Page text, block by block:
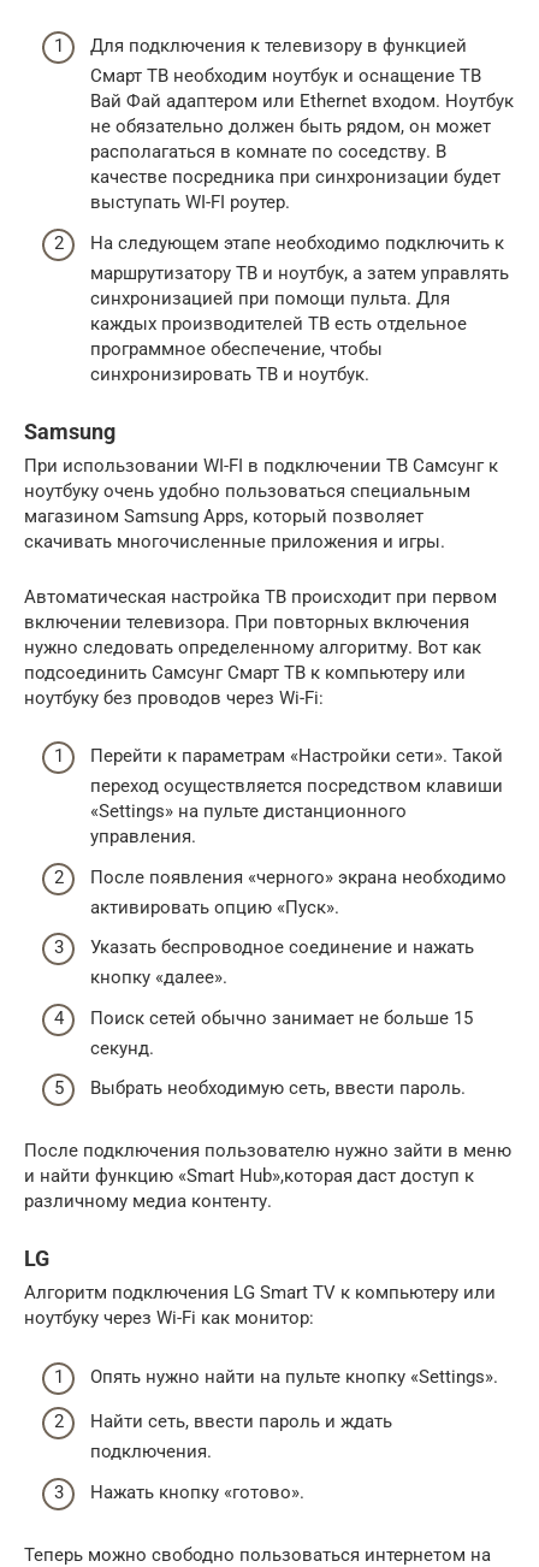
Для подключения к телевизору в функцией
Смарт ТВ необходим ноутбук и оснащение ТВ
Вай Фай адаптером или Ethernet входом. Ноутбук
не обязательно должен быть рядом, он может
располагаться в комнате по соседству. В
качестве посредника при синхронизации будет
выступать WI-FI роутер.
На следующем этапе необходимо подключить к
маршрутизатору ТВ и ноутбук, а затем управлять
синхронизацией при помощи пульта. Для
каждых производителей ТВ есть отдельное
программное обеспечение, чтобы
синхронизировать ТВ и ноутбук.
Samsung
При использовании WI-FI в подключении ТВ Самсунг к
ноутбуку очень удобно пользоваться специальным
магазином Samsung Apps, который позволяет
скачивать многочисленные приложения и игры.
Автоматическая настройка ТВ происходит при первом
включении телевизора. При повторных включения
нужно следовать определенному алгоритму. Вот как
подсоединить Самсунг Смарт ТВ к компьютеру или
ноутбуку без проводов через Wi-Fi:
Перейти к параметрам «Настройки сети». Такой
переход осуществляется посредством клавиши
«Settings» на пульте дистанционного
управления.
После появления «черного» экрана необходимо
активировать опцию «Пуск».
Указать беспроводное соединение и нажать
кнопку «далее».
Поиск сетей обычно занимает не больше 15
секунд.
Выбрать необходимую сеть, ввести пароль.
После подключения пользователю нужно зайти в меню
и найти функцию «Smart Hub»,которая даст доступ к
различному медиа контенту.
LG
Алгоритм подключения LG Smart TV к компьютеру или
ноутбуку через Wi-Fi как монитор:
Опять нужно найти на пульте кнопку «Settings».
Найти сеть, ввести пароль и ждать
подключения.
Нажать кнопку «готово».
Теперь можно свободно пользоваться интернетом на